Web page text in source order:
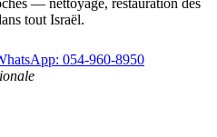
— nettoyage, restauration des
tout Israël.
054-960-8950